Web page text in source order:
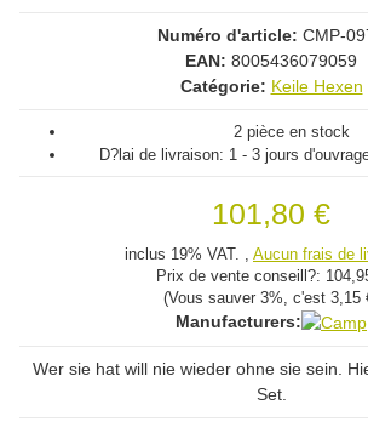
Numéro d'article: CMP-
EAN: 8005436079059
Catégorie: Keile Hexen
2 pièce en stock
D?lai de livraison: 1 - 3 jours
101,80 €
inclus 19% VAT. , Aucun frais de
Prix ​​de vente conseill?:
(Vous sauver 3%, c'est 3,15
Manufacturers:
Wer sie hat will nie wieder ohne sie sein.
Set.